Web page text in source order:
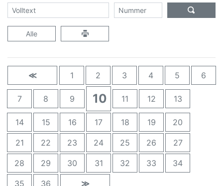
Alle
≪ 1 2 3 4 5 6
7 8 9 10 11 12 13
14 15 16 17 18 19 20
21 22 23 24 25 26 27
28 29 30 31 32 33 34
35 36 ≫